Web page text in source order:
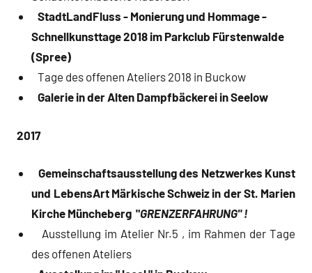
StadtLandFluss - Monierung und Hommage -
Schnellkunsttage 2018 im Parkclub Fürstenwalde
(Spree)
Tage des offenen Ateliers 2018 in Buckow
Galerie in der Alten Dampfbäckerei in Seelow
2017
Gemeinschaftsausstellung des Netzwerkes Kunst
und LebensArt Märkische Schweiz in der St. Marien
Kirche Müncheberg "GRENZERFAHRUNG" !
Ausstellung im Atelier Nr.5 , im Rahmen der Tage
des offenen Ateliers